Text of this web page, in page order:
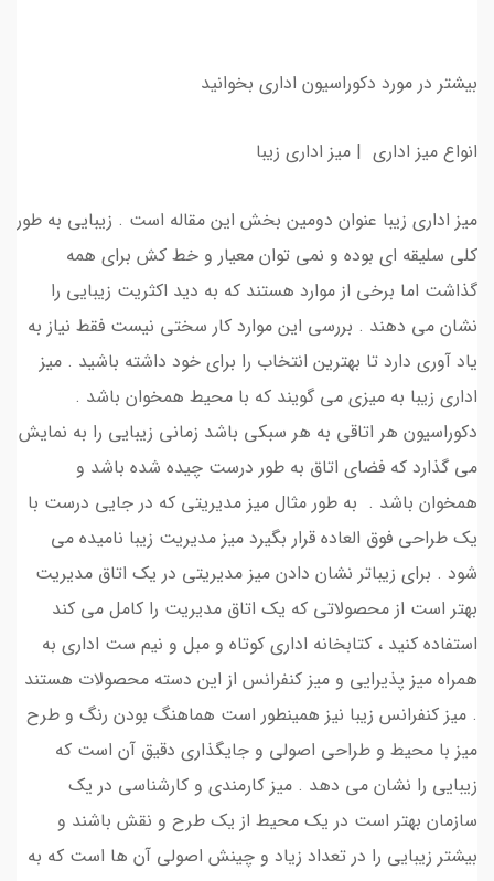
بیشتر در مورد دکوراسیون اداری بخوانید
انواع میز اداری | میز اداری زیبا
میز اداری زیبا عنوان دومین بخش این مقاله است . زیبایی به طور
کلی سلیقه ای بوده و نمی توان معیار و خط کش برای همه
گذاشت اما برخی از موارد هستند که به دید اکثریت زیبایی را
نشان می دهند . بررسی این موارد کار سختی نیست فقط نیاز به
یاد آوری دارد تا بهترین انتخاب را برای خود داشته باشید . میز
اداری زیبا به میزی می گویند که با محیط همخوان باشد .
دکوراسیون هر اتاقی به هر سبکی باشد زمانی زیبایی را به نمایش
می گذارد که فضای اتاق به طور درست چیده شده باشد و
همخوان باشد . به طور مثال میز مدیریتی که در جایی درست با
یک طراحی فوق العاده قرار بگیرد میز مدیریت زیبا نامیده می
شود . برای زیباتر نشان دادن میز مدیریتی در یک اتاق مدیریت
بهتر است از محصولاتی که یک اتاق مدیریت را کامل می کند
استفاده کنید ، کتابخانه اداری کوتاه و مبل و نیم ست اداری به
همراه میز پذیرایی و میز کنفرانس از این دسته محصولات هستند
. میز کنفرانس زیبا نیز همینطور است هماهنگ بودن رنگ و طرح
میز با محیط و طراحی اصولی و جایگذاری دقیق آن است که
زیبایی را نشان می دهد . میز کارمندی و کارشناسی در یک
سازمان بهتر است در یک محیط از یک طرح و نقش باشند و
بیشتر زیبایی را در تعداد زیاد و چینش اصولی آن ها است که به